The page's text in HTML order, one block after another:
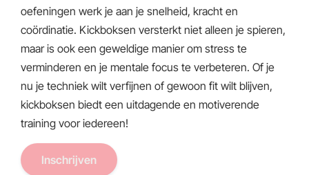
oefeningen werk je aan je snelheid, kracht en
coördinatie. Kickboksen versterkt niet alleen je spieren,
maar is ook een geweldige manier om stress te
verminderen en je mentale focus te verbeteren. Of je
nu je techniek wilt verfijnen of gewoon fit wilt blijven,
kickboksen biedt een uitdagende en motiverende
training voor iedereen!
Inschrijven